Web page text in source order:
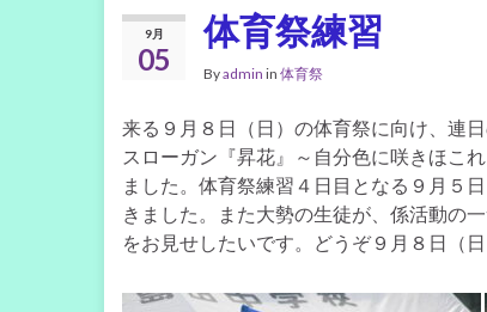
9月
05
体育祭練習
Byadmin in 体育祭
来る９月８日（日）の体育祭に向け、連
スローガン『昇花』～自分色に咲きほこ
ました。体育祭練習４日目となる９月５
きました。また大勢の生徒が、係活動の
をお見せしたいです。どうぞ９月８日（